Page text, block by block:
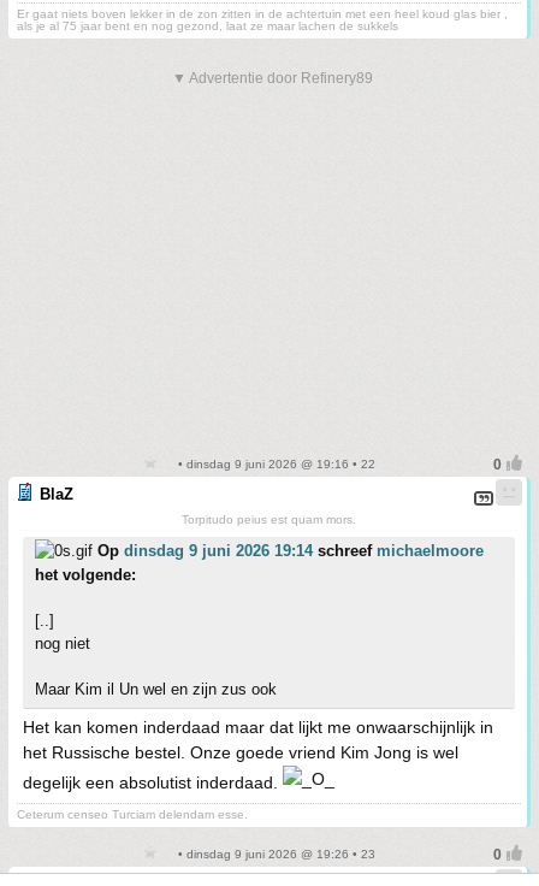
Er gaat niets boven lekker in de zon zitten in de achtertuin met een heel koud glas bier ,
als je al 75 jaar bent en nog gezond, laat ze maar lachen de sukkels
▼ Advertentie door Refinery89
• dinsdag 9 juni 2026 @ 19:16 • 22
BlaZ
Torpitudo peius est quam mors.
Op dinsdag 9 juni 2026 19:14schreef michaelmoore
het volgende:
[..]
nog niet
Maar Kim il Un wel en zijn zus ook
Het kan komen inderdaad maar dat lijkt me onwaarschijnlijk in
het Russische bestel. Onze goede vriend Kim Jong is wel
degelijk een absolutist inderdaad.
Ceterum censeo Turciam delendam esse.
• dinsdag 9 juni 2026 @ 19:26 • 23